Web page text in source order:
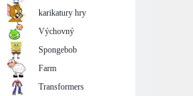
karikatury hry
Výchovný
Spongebob
Farm
Transformers